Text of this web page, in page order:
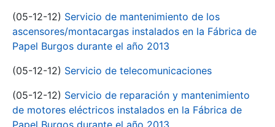
(05-12-12) Servicio de mantenimiento de los
ascensores/montacargas instalados en la Fábrica de
Papel Burgos durante el año 2013
(05-12-12) Servicio de telecomunicaciones
(05-12-12) Servicio de reparación y mantenimiento
de motores eléctricos instalados en la Fábrica de
Papel Burgos durante el año 2013